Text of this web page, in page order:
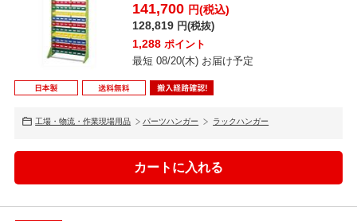
141,700 円(税込)
128,819 円(税抜)
1,288 ポイント
最短 08/20(木) お届け予定
工場・物流・作業現場用品 パーツハンガー ラックハンガー